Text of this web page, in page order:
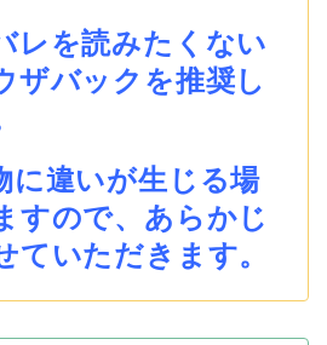
レを読みたくない
ザバックを推奨し
に違いが生じる場
すので、あらかじ
ていただきます。